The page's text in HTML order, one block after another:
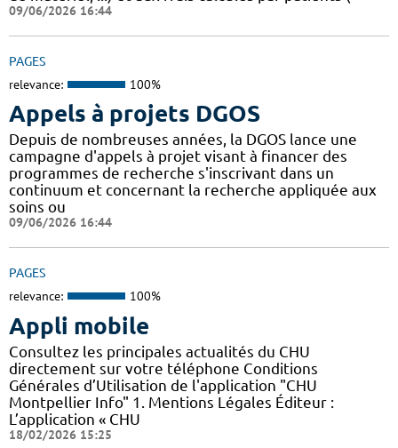
09/06/2026 16:44
PAGES
relevance: 100%
Appels à projets DGOS
Depuis de nombreuses années, la DGOS lance une
campagne d'appels à projet visant à financer des
programmes de recherche s'inscrivant dans un
continuum et concernant la recherche appliquée aux
soins ou
09/06/2026 16:44
PAGES
relevance: 100%
Appli mobile
Consultez les principales actualités du CHU
directement sur votre téléphone Conditions
Générales d’Utilisation de l'application "CHU
Montpellier Info" 1. Mentions Légales Éditeur :
L’application « CHU
18/02/2026 15:25